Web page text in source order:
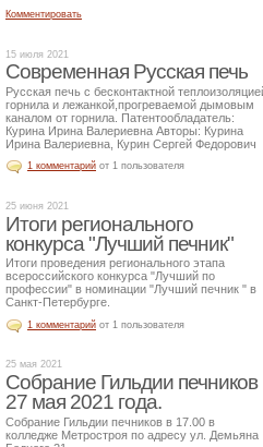
Комментировать
15 июля 2021
Современная Русская печь
Русская печь с бесконтактной
горнила и лежанкой,прогреваемой дымовым
каналом от горнила. Патентообладатель:
Курина Ирина Валериевна Авторы: Курина
Ирина Валериевна, Курин Сергей Федорович
1 комментарий от 1 пользователя
25 июня 2021
Итоги регионального
конкурса "Лучший печник"
Итоги проведения регионального этапа
всероссийского конкурса "Лучший по
профессии" в номинации "Лучший печник " в
Санкт-Петербурге.
1 комментарий от 1 пользователя
25 мая 2021
Собрание Гильдии печников
27 мая 2021 года.
Собрание Гильдии печников в 17.00 в
колледже Метростроя по адресу ул. Демьяна